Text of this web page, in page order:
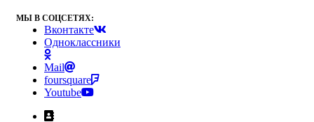
МЫ В СОЦСЕТЯХ:
Вконтакте
Одноклассники
Mail
foursquare
Youtube